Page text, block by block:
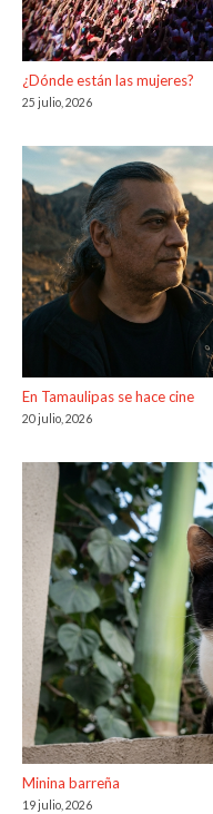
¿Dónde están las mujeres?
25 julio, 2026
En Tamaulipas se hace cine
20 julio, 2026
Minina barreña
19 julio, 2026